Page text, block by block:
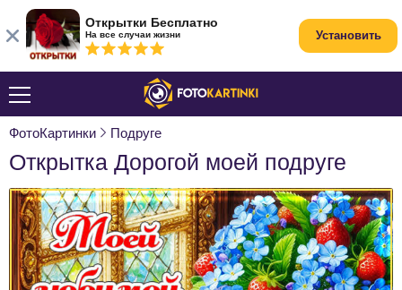
ФотоКартинки Подруге
Открытка Дорогой моей подруге
Открытки Бесплатно
На все случаи жизни Установить